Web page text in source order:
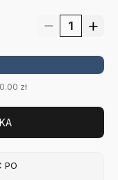
zł
PO